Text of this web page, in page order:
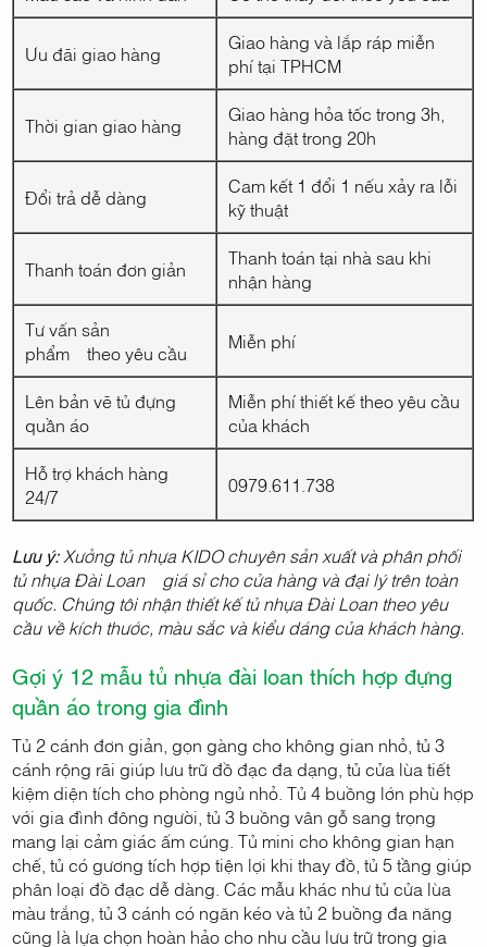
Ưu đãi giao hàng
Giao hàng và lắp ráp miễn
phí tại TPHCM
Thời gian giao hàng
Giao hàng hỏa tốc trong 3h,
hàng đặt trong 20h
Đổi trả dễ dàng
Cam kết 1 đổi 1 nếu xảy ra lỗi
kỹ thuật
Thanh toán đơn giản
Thanh toán tại nhà sau khi
nhận hàng
Tư vấn sản
phẩm theo yêu cầu
Miễn phí
Lên bản vẽ tủ đựng
quần áo
Miễn phí thiết kế theo yêu cầu
của khách
Hỗ trợ khách hàng
24/7
0979.611.738
Lưu ý:Xưởng tủ nhựa KIDO chuyên sản xuất và phân phối
tủ nhựa Đài Loan giá sỉ cho cửa hàng và đại lý trên toàn
quốc. Chúng tôi nhận thiết kế tủ nhựa Đài Loan theo yêu
cầu về kích thước, màu sắc và kiểu dáng của khách hàng.
Gợi ý 12 mẫu tủ nhựa đài loan thích hợp đựng
quần áo trong gia đình
Tủ 2 cánh đơn giản, gọn gàng cho không gian nhỏ, tủ 3
cánh rộng rãi giúp lưu trữ đồ đạc đa dạng, tủ cửa lùa tiết
kiệm diện tích cho phòng ngủ nhỏ. Tủ 4 buồng lớn phù hợp
với gia đình đông người, tủ 3 buồng vân gỗ sang trọng
mang lại cảm giác ấm cúng. Tủ mini cho không gian hạn
chế, tủ có gương tích hợp tiện lợi khi thay đồ, tủ 5 tầng giúp
phân loại đồ đạc dễ dàng. Các mẫu khác như tủ cửa lùa
màu trắng, tủ 3 cánh có ngăn kéo và tủ 2 buồng đa năng
cũng là lựa chọn hoàn hảo cho nhu cầu lưu trữ trong gia